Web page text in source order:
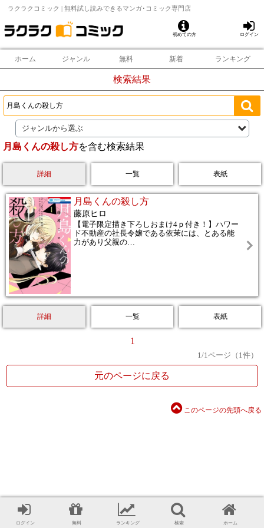
ラクラクコミック | 無料試し読みできるマンガ･コミック専門店
初めての方 ログイン
ホーム ジャンル 無料 新着 ランキング
検索結果
ジャンルから選ぶ
月島くんの殺し方を含む検索結果
詳細 一覧 表紙
月島くんの殺し方
藤原ヒロ
【電子限定描き下ろしおまけ4ｐ付き！】ハワー
ド不動産の社長令嬢である依茉には、とある能
力があり父親の…
詳細 一覧 表紙
1
1/1ページ（ 1件）
元のページに戻る
このページの先頭へ戻る
ログイン 無料 ランキング 検索 ホーム